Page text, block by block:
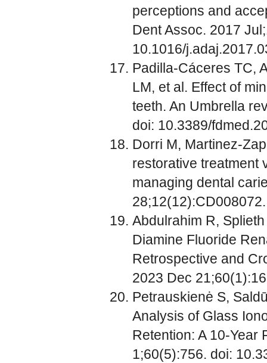
perceptions and
Dent Assoc. 2017
10.1016/
Padilla-Cáceres TC,
LM, et al. Effect of
teeth. An Umbrella
doi: 10.3389/
Dorri M, Martinez-
restorative treatment
managing dental
Abdulrahim R,
Diamine Fluoride
Retrospective and
2023 Dec
Petrauskienė S,
Analysis of Glass
Retention: A 10-Year
1;60(5):756. doi: